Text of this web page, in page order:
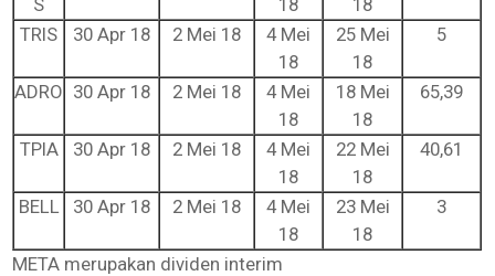
TRIS 30 Apr 18 2 Mei 18
4 Mei
18
25 Mei
18
5
ADRO 30 Apr 18 2 Mei 18
4 Mei
18
18 Mei
18
65,39
TPIA 30 Apr 18 2 Mei 18
4 Mei
18
22 Mei
18
40,61
BELL 30 Apr 18 2 Mei 18
4 Mei
18
23 Mei
18
3
META merupakan dividen interim